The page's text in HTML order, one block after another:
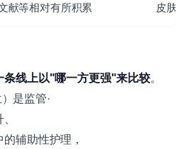
献等相对有所积累
皮肤
条线上以"哪一方更强"来比较。
是监管·
辅助性护理，